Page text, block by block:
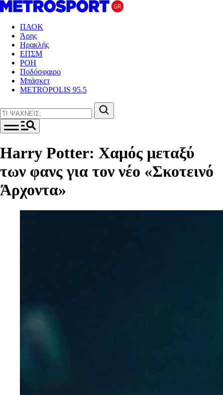
ΠΑΟΚ
Άρης
Ηρακλής
ΕΠΣΜ
ΡΟΗ
Ποδόσφαιρο
Μπάσκετ
METROPOLIS 95.5
Harry Potter: Χαμός μεταξύ
των φανς για τον νέο «Σκοτεινό
Άρχοντα»